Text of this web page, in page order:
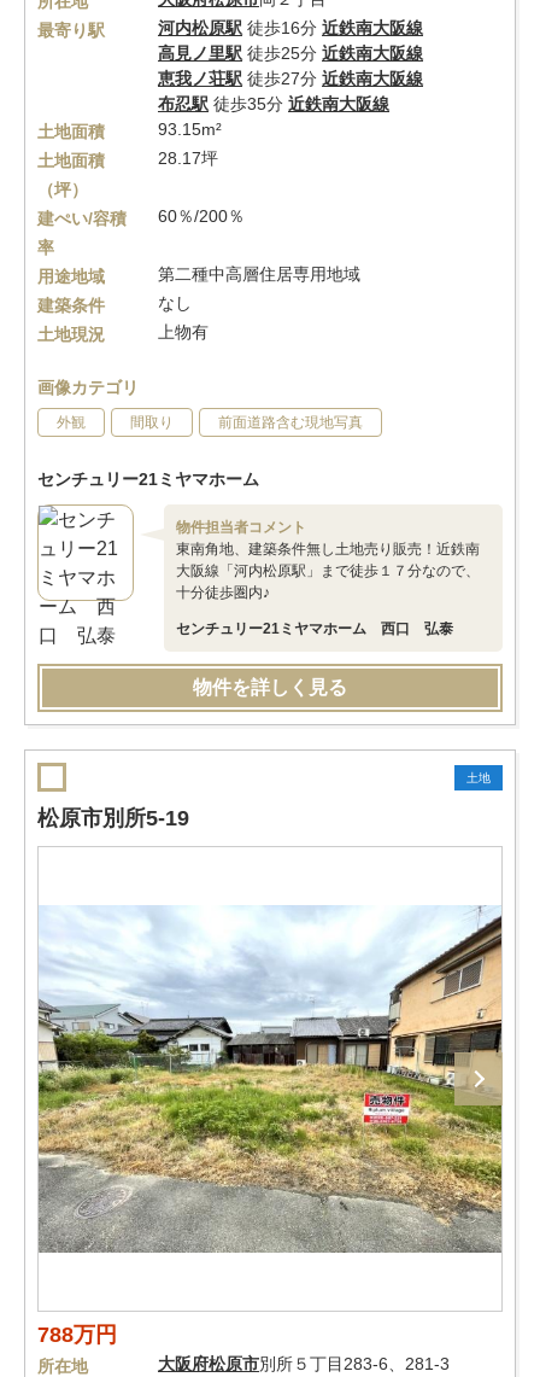
最寄り駅
河内松原駅 徒歩16分 近鉄南大阪線
高見ノ里駅 徒歩25分 近鉄南大阪線
恵我ノ荘駅 徒歩27分 近鉄南大阪線
布忍駅 徒歩35分 近鉄南大阪線
土地面積
93.15m²
土地面積
（坪）
28.17坪
建ぺい/容積
率
60％/200％
用途地域
第二種中高層住居専用地域
建築条件
なし
土地現況
上物有
画像カテゴリ
外観 間取り 前面道路含む現地写真
センチュリー21ミヤマホーム
物件担当者コメント
東南角地、建築条件無し土地売り販売！近鉄南
大阪線「河内松原駅」まで徒歩１７分なので、
十分徒歩圏内♪
センチュリー21ミヤマホーム 西口 弘泰
物件を詳しく見る
土地
松原市別所5-19
788万円
所在地 大阪府松原市別所５丁目283-6、281-3